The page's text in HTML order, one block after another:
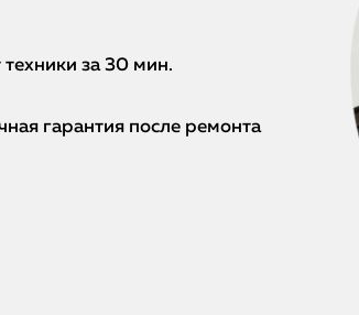
техники за 30 мин.
гарантия после ремонта